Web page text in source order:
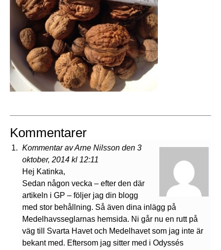
Kommentarer
Kommentar av Arne Nilsson den 3
oktober, 2014 kl 12:11
Hej Katinka,
Sedan någon vecka – efter den där
artikeln i GP – följer jag din blogg
med stor behållning. Så även dina inlägg på
Medelhavsseglarnas hemsida. Ni går nu en rutt på
väg till Svarta Havet och Medelhavet som jag inte är
bekant med. Eftersom jag sitter med i Odyssés